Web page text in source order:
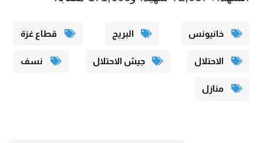
خانيونس البريج قطاع غزة
الاحتلال جيش الاحتلال نسف
منازل